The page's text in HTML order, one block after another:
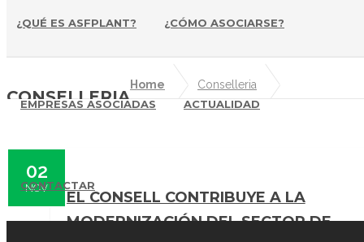
¿QUÉ ES ASFPLANT? ¿CÓMO ASOCIARSE?
EMPRESAS ASOCIADAS ACTUALIDAD
CONTACTAR
CONSELLERIA
Home Conselleria
02
NOV
EL CONSELL CONTRIBUYE A LA
MODERNIZACIÓN DEL SECTOR DE